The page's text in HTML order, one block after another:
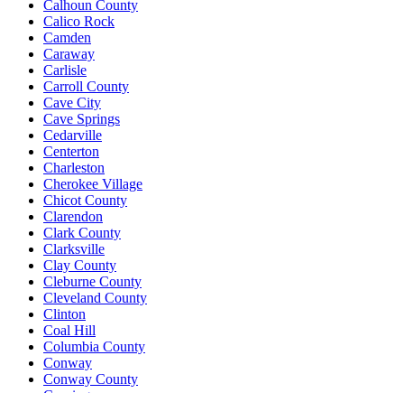
Calhoun County
Calico Rock
Camden
Caraway
Carlisle
Carroll County
Cave City
Cave Springs
Cedarville
Centerton
Charleston
Cherokee Village
Chicot County
Clarendon
Clark County
Clarksville
Clay County
Cleburne County
Cleveland County
Clinton
Coal Hill
Columbia County
Conway
Conway County